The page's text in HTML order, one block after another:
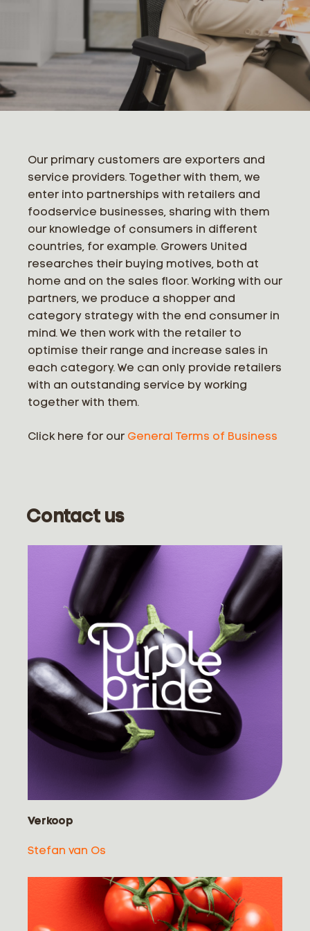
Our primary customers are exporters and
service providers. Together with them, we
enter into partnerships with retailers and
foodservice businesses, sharing with them
our knowledge of consumers in different
countries, for example. Growers United
researches their buying motives, both at
home and on the sales floor. Working with our
partners, we produce a shopper and
category strategy with the end consumer in
mind. We then work with the retailer to
optimise their range and increase sales in
each category. We can only provide retailers
with an outstanding service by working
together with them.
Click here for our General Terms of Business
Contact us
Verkoop
Stefan van Os